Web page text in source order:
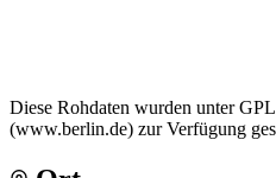
Diese Rohdaten wurden unter
(www.berlin.de) zur Verfügung